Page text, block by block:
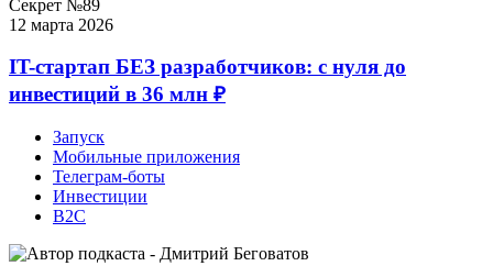
Секрет №89
12 марта 2026
IT-стартап БЕЗ разработчиков: с нуля до
инвестиций в 36 млн ₽
Запуск
Мобильные приложения
Телеграм-боты
Инвестиции
B2C